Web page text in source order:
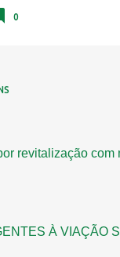
0
revitalização
À VIAÇÃO